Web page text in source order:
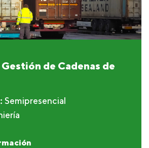
de Cadenas de
Semipresencial